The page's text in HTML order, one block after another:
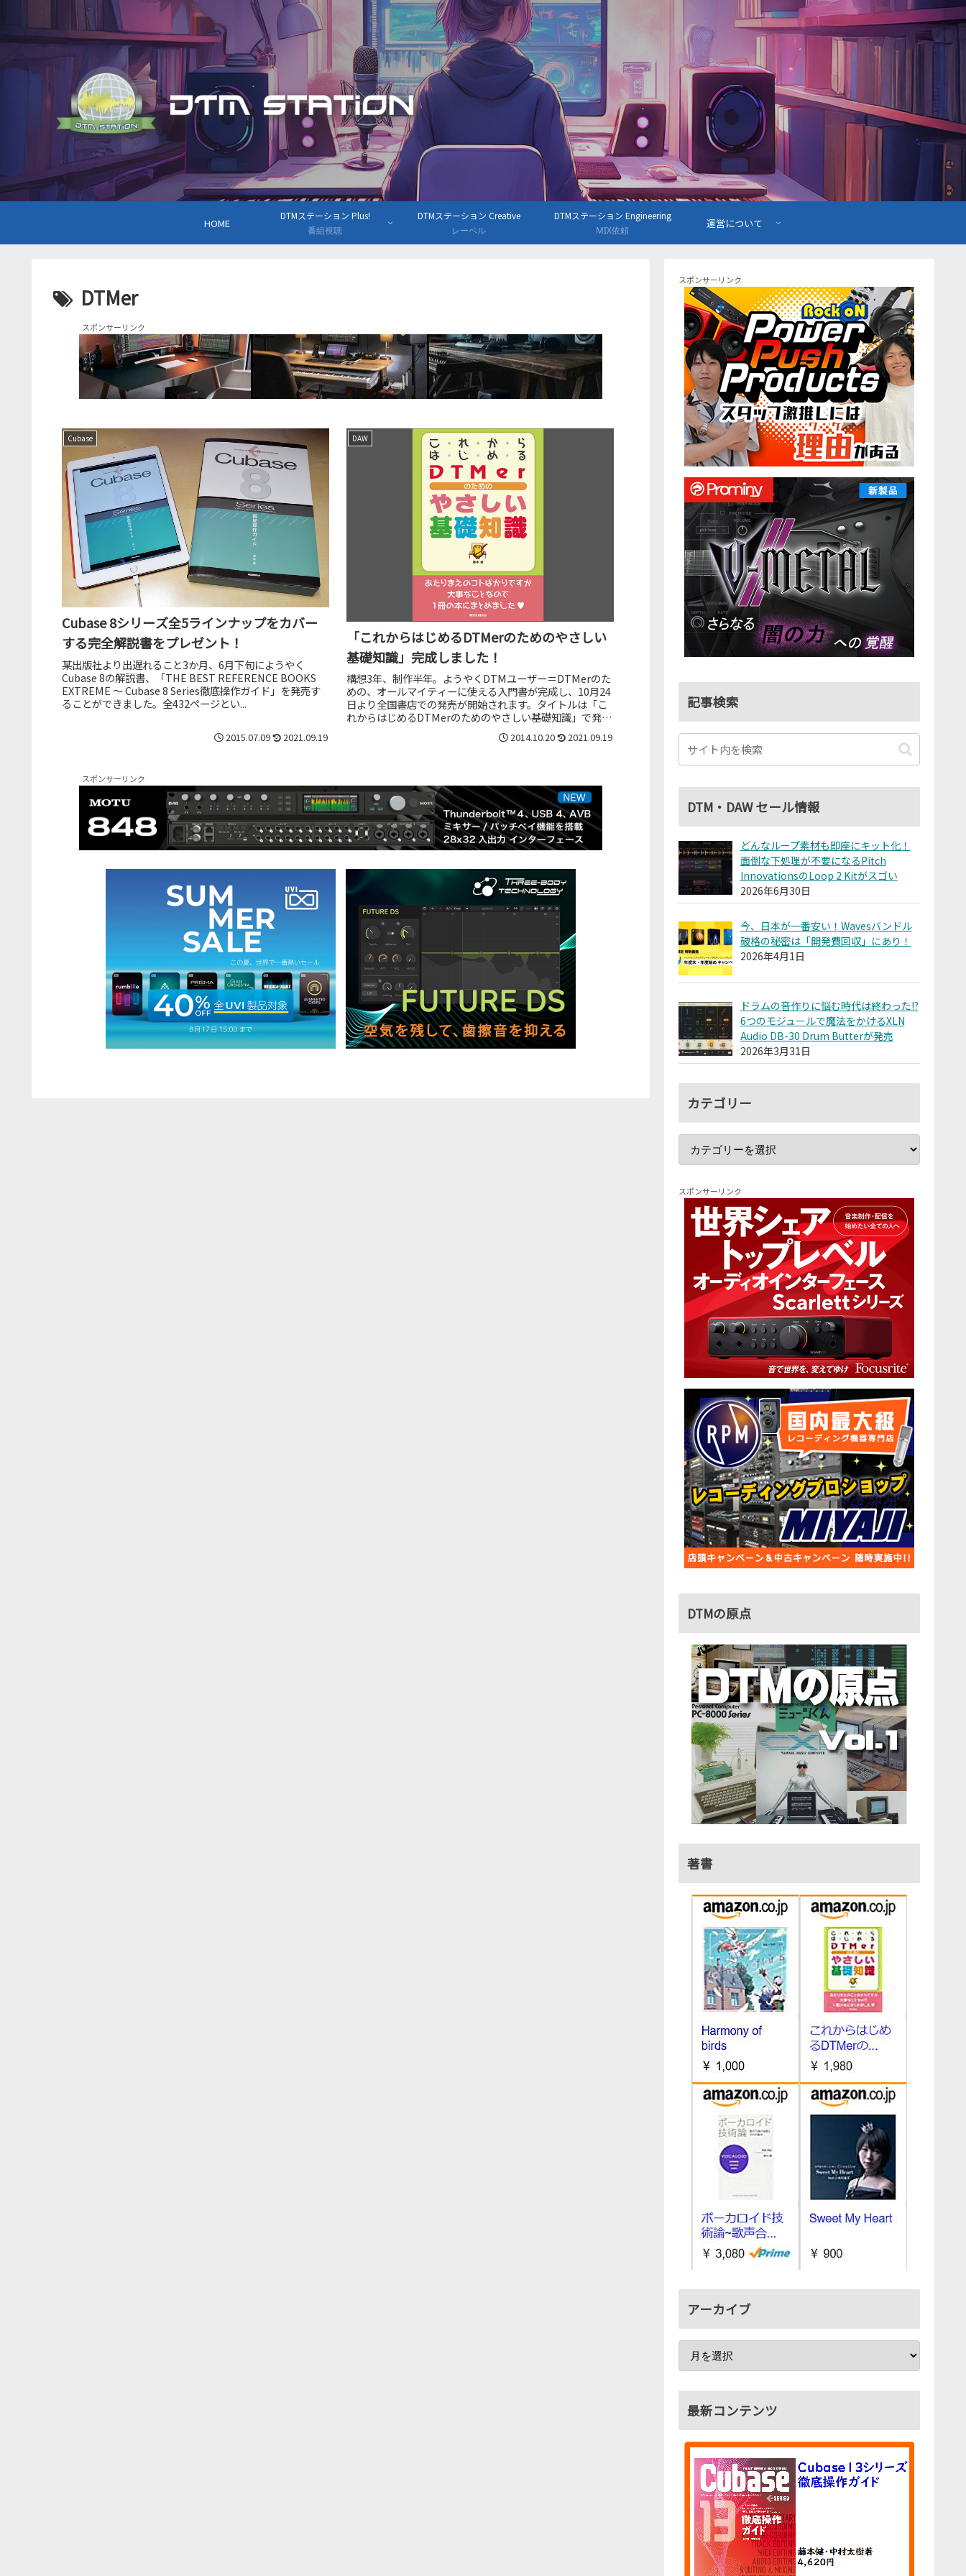
HOME
DTMステーション Plus!
番組視聴
DTMステーション Creative
レーベル
DTMステーション Engineering
MIX依頼
運営について
DTMer
スポンサーリンク
Cubase
Cubase 8シリーズ全5ラインナップをカバー
する完全解説書をプレゼント！
某出版社より出遅れること3か月、6月下旬にようやく
Cubase 8の解説書、「THE BEST REFERENCE BOOKS
EXTREME ～ Cubase 8 Series徹底操作ガイド」を発売す
ることができました。全432ページとい...
2015.07.09 2021.09.19
DAW
「これからはじめるDTMerのためのやさしい
基礎知識」完成しました！
構想3年、制作半年。ようやくDTMユーザー＝DTMerのた
めの、オールマイティーに使える入門書が完成し、10月24
日より全国書店での発売が開始されます。タイトルは「こ
れからはじめるDTMerのためのやさしい基礎知識」で発行
2014.10.20 2021.09.19
スポンサーリンク
スポンサーリンク
記事検索
DTM・DAW セール情報
どんなループ素材も即座にキット化！
面倒な下処理が不要になるPitch
InnovationsのLoop 2 Kitがスゴい
2026年6月30日
今、日本が一番安い！Wavesバンドル
破格の秘密は「開発費回収」にあり！
2026年4月1日
ドラムの音作りに悩む時代は終わった!?
6つのモジュールで魔法をかけるXLN
Audio DB-30 Drum Butterが発売
2026年3月31日
カテゴリー
スポンサーリンク
DTMの原点
著書
アーカイブ
最新コンテンツ